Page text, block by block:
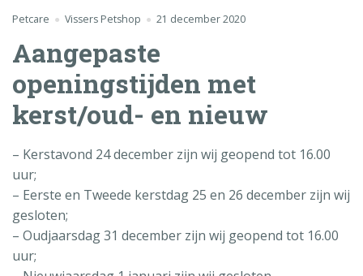
Petcare Vissers Petshop 21 december 2020
Aangepaste
openingstijden met
kerst/oud- en nieuw
– Kerstavond 24 december zijn wij geopend tot 16.00
uur;
– Eerste en Tweede kerstdag 25 en 26 december zijn wij
gesloten;
– Oudjaarsdag 31 december zijn wij geopend tot 16.00
uur;